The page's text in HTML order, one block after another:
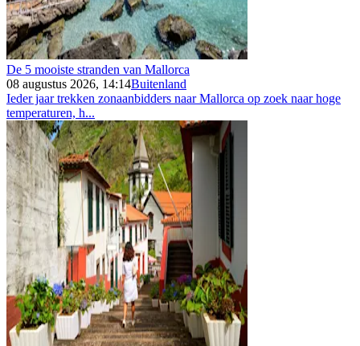
De 5 mooiste stranden van Mallorca
08 augustus 2026, 14:14Buitenland
Ieder jaar trekken zonaanbidders naar Mallorca op zoek naar hoge
temperaturen, h...